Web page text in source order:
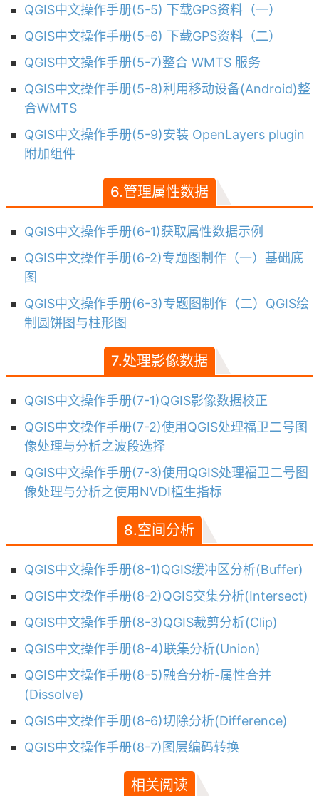
QGIS中文操作手册(5-5) 下载GPS资料（一）
QGIS中文操作手册(5-6) 下载GPS资料（二）
QGIS中文操作手册(5-7)整合 WMTS 服务
QGIS中文操作手册(5-8)利用移动设备(Android)整
合WMTS
QGIS中文操作手册(5-9)安装 OpenLayers plugin
附加组件
6.管理属性数据
QGIS中文操作手册(6-1)获取属性数据示例
QGIS中文操作手册(6-2)专题图制作（一）基础底
图
QGIS中文操作手册(6-3)专题图制作（二）QGIS绘
制圆饼图与柱形图
7.处理影像数据
QGIS中文操作手册(7-1)QGIS影像数据校正
QGIS中文操作手册(7-2)使用QGIS处理福卫二号图
像处理与分析之波段选择
QGIS中文操作手册(7-3)使用QGIS处理福卫二号图
像处理与分析之使用NVDI植生指标
8.空间分析
QGIS中文操作手册(8-1)QGIS缓冲区分析(Buffer)
QGIS中文操作手册(8-2)QGIS交集分析(Intersect)
QGIS中文操作手册(8-3)QGIS裁剪分析(Clip)
QGIS中文操作手册(8-4)联集分析(Union)
QGIS中文操作手册(8-5)融合分析-属性合并
(Dissolve)
QGIS中文操作手册(8-6)切除分析(Difference)
QGIS中文操作手册(8-7)图层编码转换
相关阅读